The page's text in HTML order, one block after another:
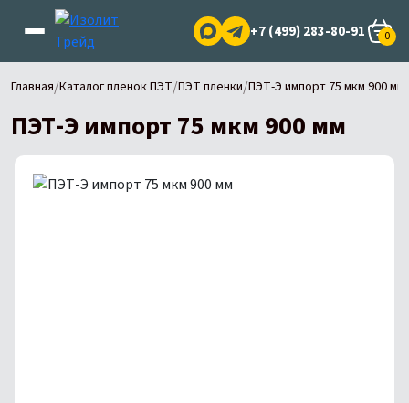
+7 (499) 283-80-91 0
Главная/Каталог пленок ПЭТ/ПЭТ пленки/ПЭТ-Э импорт 75 мкм 900 мм
ПЭТ-Э импорт 75 мкм 900 мм